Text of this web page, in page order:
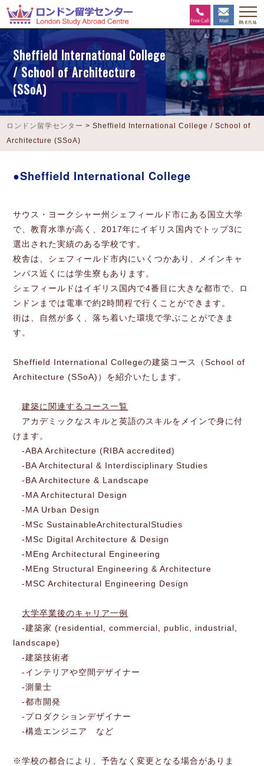
Sheffield International College
/ School of Architecture
(SSoA)
ロンドン留学センター >Sheffield International College / School of
Architecture (SSoA)
Sheffield International College
サウス・ヨークシャー州シェフィールド市にある国立大学
で、教育水準が高く、2017年にイギリス国内でトップ3に
選出された実績のある学校です。
校舎は、シェフィールド市内にいくつかあり、メインキャ
ンパス近くには学生寮もあります。
シェフィールドはイギリス国内で4番目に大きな都市で、ロ
ンドンまでは電車で約2時間程で行くことができます。
街は、自然が多く、落ち着いた環境で学ぶことができま
す。
Sheffield International Collegeの建築コース（School of
Architecture (SSoA)）を紹介いたします。
建築に関連するコース一覧
アカデミックなスキルと英語のスキルをメインで身に付
けます。
-ABA Architecture (RIBA accredited)
-BA Architectural & Interdisciplinary Studies
-BA Architecture & Landscape
-MA Architectural Design
-MA Urban Design
-MSc SustainableArchitecturalStudies
-MSc Digital Architecture & Design
-MEng Architectural Engineering
-MEng Structural Engineering & Architecture
-MSC Architectural Engineering Design
大学卒業後のキャリア一例
-建築家 (residential, commercial, public, industrial,
landscape)
-建築技術者
-インテリアや空間デザイナー
-測量士
-都市開発
-プロダクションデザイナー
-構造エンジニア など
※学校の都合により、予告なく変更となる場合がありま